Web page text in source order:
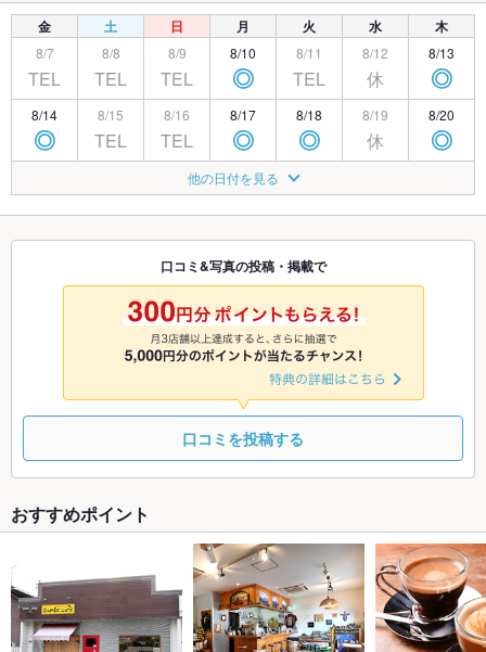
金 土 日 月 火 水 木
8/7
TEL
8/8
TEL
8/9
TEL
8/10
◎
8/11
TEL
8/12
休
8/13
◎
8/14
◎
8/15
TEL
8/16
TEL
8/17
◎
8/18
◎
8/19
休
8/20
◎
◎ TEL
8/23
TEL
8/24
◎
8/25
◎ 休 ◎
8/28 8/29 8/30
TEL
8/31
◎
9/1
◎
9/2 9/3
TEL
9/6
TEL ◎ ◎
他の日付を見る
口コミ&写真の投稿・掲載で
口コミを投稿する
おすすめポイント